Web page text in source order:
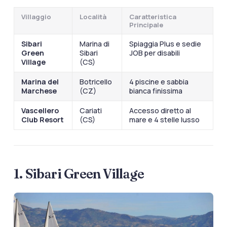
Villaggio Località
Caratteristica
Principale
Sibari
Green
Village
Marina di
Sibari
(CS)
Spiaggia Plus e sedie
JOB per disabili
Marina del
Marchese
Botricello
(CZ)
4 piscine e sabbia
bianca finissima
Vascellero
Club Resort
Cariati
(CS)
Accesso diretto al
mare e 4 stelle lusso
1. Sibari Green Village